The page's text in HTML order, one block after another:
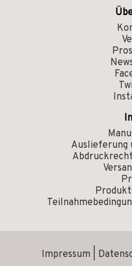
Auslieferung
Impressum